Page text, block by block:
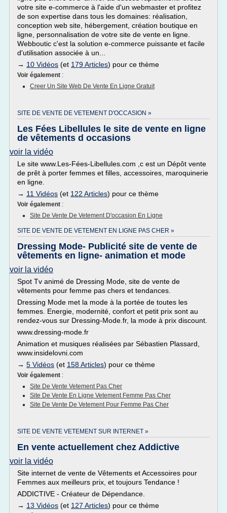
votre site e-commerce à l'aide d'un webmaster et profitez
de son expertise dans tous les domaines: réalisation,
conception web site, hébergement, création boutique en
ligne, personnalisation de votre site de vente en ligne.
Webboutic c'est la solution e-commerce puissante et facile
d'utilisation associée à un...
→ 10 Vidéos (et 179 Articles) pour ce thème
Voir également :
Creer Un Site Web De Vente En Ligne Gratuit
SITE DE VENTE DE VETEMENT D'OCCASION »
Les Fées Libellules le site de vente en ligne
de vêtements d occasions
voir la vidéo
Le site www.Les-Fées-Libellules.com ,c est un Dépôt vente
de prêt à porter femmes et filles, accessoires, maroquinerie
en ligne.
→ 11 Vidéos (et 122 Articles) pour ce thème
Voir également :
Site De Vente De Vetement D'occasion En Ligne
SITE DE VENTE DE VETEMENT EN LIGNE PAS CHER »
Dressing Mode- Publicité site de vente de
vêtements en ligne- animation et mode
voir la vidéo
Spot Tv animé de Dressing Mode, site de vente de
vêtements pour femme pas chers et tendances.
Dressing Mode met la mode à la portée de toutes les
femmes. Energie, modernité, confort et petit prix sont au
rendez-vous sur Dressing-Mode.fr, la mode à prix discount.
www.dressing-mode.fr
Animation et musiques réalisées par Sébastien Plassard,
www.insidelovni.com
→ 5 Vidéos (et 158 Articles) pour ce thème
Voir également :
Site De Vente Vetement Pas Cher
Site De Vente En Ligne Vetement Femme Pas Cher
Site De Vente De Vetement Pour Femme Pas Cher
SITE DE VENTE VETEMENT SUR INTERNET »
En vente actuellement chez Addictive
voir la vidéo
Site internet de vente de Vêtements et Accessoires pour
Femmes aux meilleurs prix, et toujours Tendance !
ADDICTIVE - Créateur de Dépendance.
→ 13 Vidéos (et 127 Articles) pour ce thème